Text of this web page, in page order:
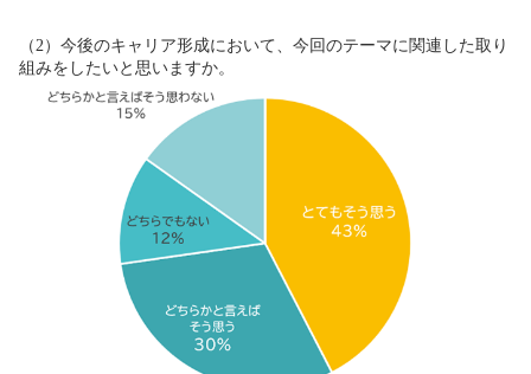
（2）今後のキャリア形成において、今回のテーマに関連した取り
組みをしたいと思いますか。